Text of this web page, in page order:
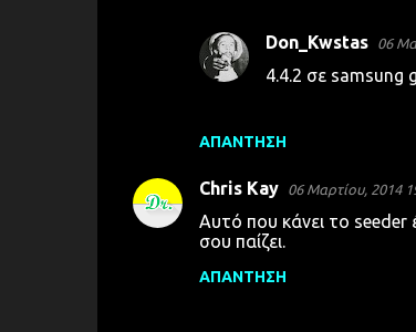
ΑΠΆΝΤΗΣΗ
Don_Kwstas 06
4.4.2 σε samsung
Chris Kay 06 Μαρτίου, 2014
Αυτό που κάνει το seeder
σου παίζει.
ΑΠΆΝΤΗΣΗ